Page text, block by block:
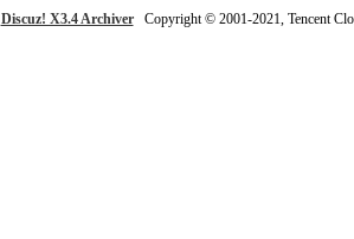
Discuz! X3.4 ArchiverCopyright © 2001-2021, Tencent